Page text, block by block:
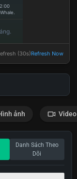
(30s)Refresh Now
ảnh Video
Danh Sách Theo
Dõi